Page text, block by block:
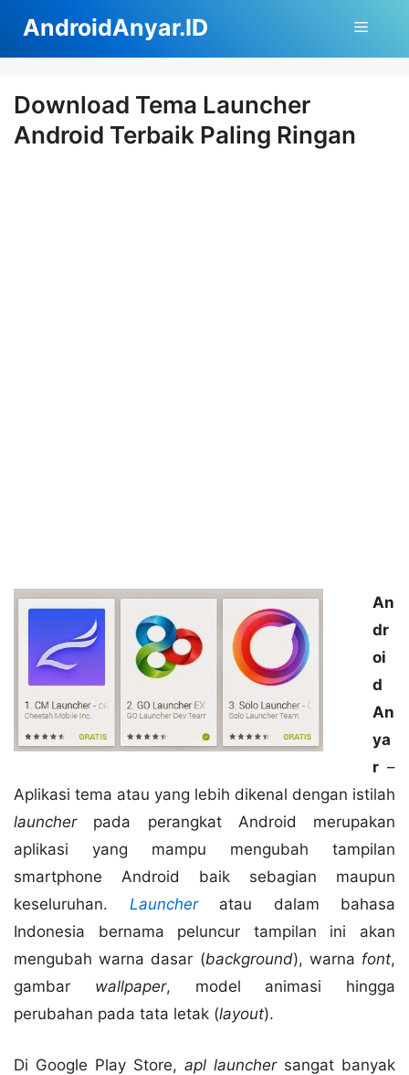
isi
AndroidAnyar.ID Menu
Download Tema Launcher
Android Terbaik Paling Ringan
An
dr
oi
d
An
ya
r –
Aplikasi tema atau yang lebih dikenal dengan istilah
launcherpada perangkat Android merupakan
aplikasi yang mampu mengubah tampilan
smartphone Android baik sebagian maupun
keseluruhan. Launcheratau dalam bahasa
Indonesia bernama peluncur tampilan ini akan
mengubah warna dasar (background), warna font,
gambar wallpaper, model animasi hingga
perubahan pada tata letak (layout).
Di Google Play Store, apl launchersangat banyak